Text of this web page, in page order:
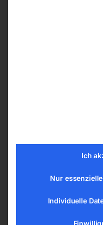
Zahnhärte 66-69
Sehr gute
Betrieb:Rohre/
gut geeignet
Ich
Nur
Individuelle